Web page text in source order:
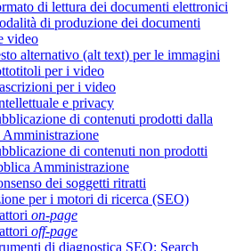
di lettura dei documenti elettronici
di produzione dei documenti
video
alternativo (alt text) per le immagini
per i video
per i video
e privacy
di contenuti prodotti dalla
Amministrazione
di contenuti non prodotti
Amministrazione
dei soggetti ritratti
per i motori di ricerca (SEO)
on-page
off-page
di diagnostica SEO: Search